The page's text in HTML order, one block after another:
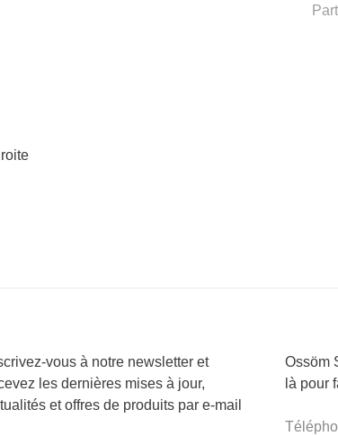
vous à notre newsletter et
les dernières mises à jour,
et offres de produits par e-mail
Ossöm
là pour